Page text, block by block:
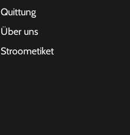
Quittung
Über uns
Stroometiket